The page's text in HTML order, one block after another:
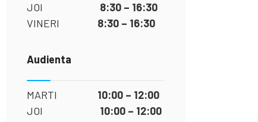
JOI 8:30 – 16:30
VINERI 8:30 – 16:30
Audienta
MARTI 10:00 – 12:00
JOI 10:00 – 12:00